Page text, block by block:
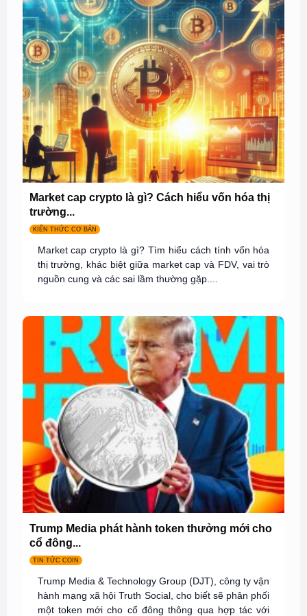
Market cap crypto là gì? Cách hiểu vốn hóa thị
trường...
KIẾN THỨC CƠ BẢN
Market cap crypto là gì? Tìm hiểu cách tính vốn hóa
thị trường, khác biệt giữa market cap và FDV, vai trò
nguồn cung và các sai lầm thường gặp....
Trump Media phát hành token thưởng mới cho
cổ đông...
TIN TỨC COIN
Trump Media & Technology Group (DJT), công ty vận
hành mạng xã hội Truth Social, cho biết sẽ phân phối
một token mới cho cổ đông thông qua hợp tác với